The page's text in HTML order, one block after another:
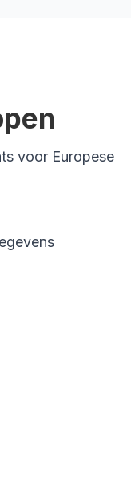
voor Europese